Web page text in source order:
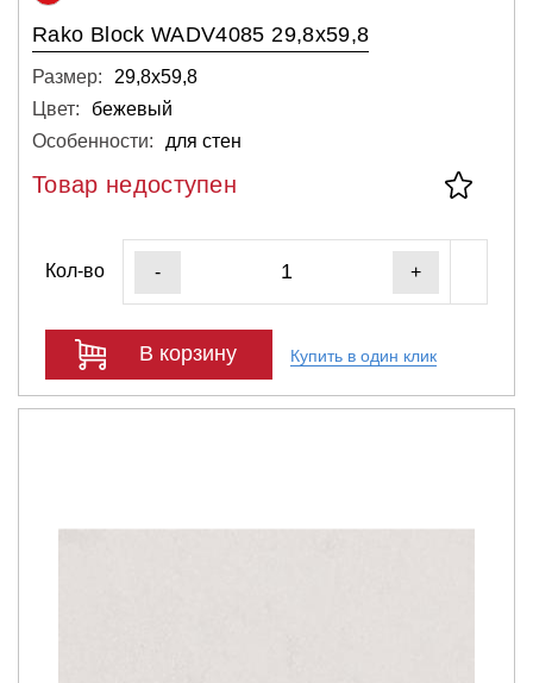
Rako Block WADV4085 29,8x59,8
Размер:
29,8х59,8
Цвет:
бежевый
Особенности:
для стен
Товар недоступен
Кол-во - +
В корзину Купить в один клик